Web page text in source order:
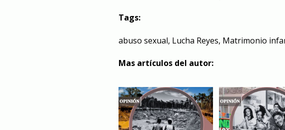
Tags:
abuso sexual, Lucha Reyes, Matrimonio
Mas artículos del autor: